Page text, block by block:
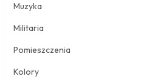
Muzyka
Militaria
Pomieszczenia
Kolory